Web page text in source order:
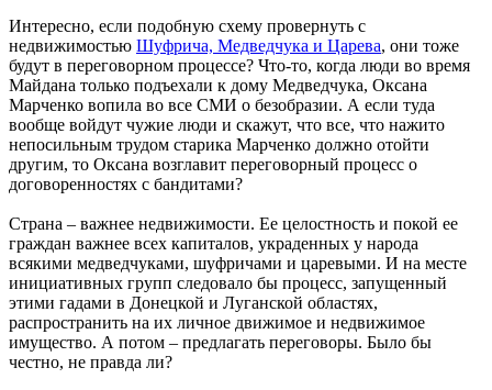
Интересно, если подобную схему провернуть с
недвижимостью Шуфрича, Медведчука и Царева, они тоже
будут в переговорном процессе? Что-то, когда люди во время
Майдана только подъехали к дому Медведчука, Оксана
Марченко вопила во все СМИ о безобразии. А если туда
вообще войдут чужие люди и скажут, что все, что нажито
непосильным трудом старика Марченко должно отойти
другим, то Оксана возглавит переговорный процесс о
договоренностях с бандитами?
Страна – важнее недвижимости. Ее целостность и покой ее
граждан важнее всех капиталов, украденных у народа
всякими медведчуками, шуфричами и царевыми. И на месте
инициативных групп следовало бы процесс, запущенный
этими гадами в Донецкой и Луганской областях,
распространить на их личное движимое и недвижимое
имущество. А потом – предлагать переговоры. Было бы
честно, не правда ли?